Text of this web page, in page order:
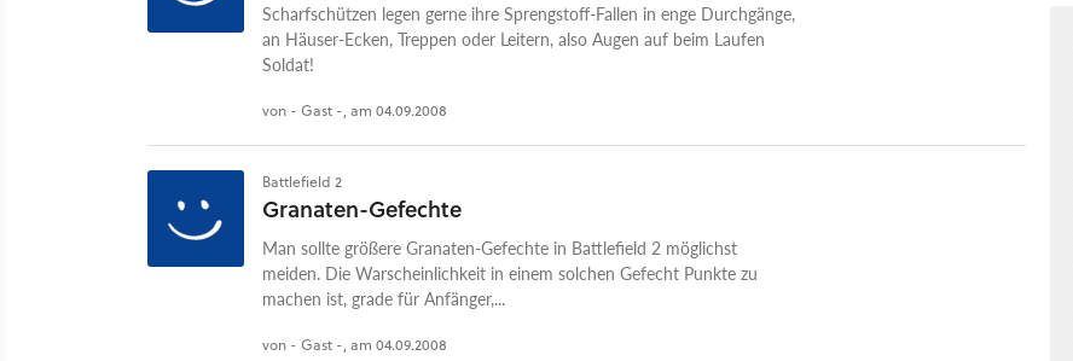
Scharfschützen legen gerne ihre Sprengstoff-Fallen in enge Durchgänge,
an Häuser-Ecken, Treppen oder Leitern, also Augen auf beim Laufen
Soldat!
von - Gast -, am 04.09.2008
Battlefield 2
Granaten-Gefechte
Man sollte größere Granaten-Gefechte in Battlefield 2 möglichst
meiden. Die Warscheinlichkeit in einem solchen Gefecht Punkte zu
machen ist, grade für Anfänger,...
von - Gast -, am 04.09.2008